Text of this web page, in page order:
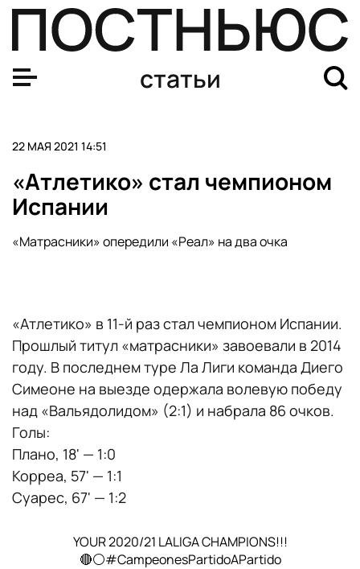
статьи
22 МАЯ 2021 14:51
«Атлетико» стал чемпионом
Испании
«Матрасники» опередили «Реал» на два очка
«Атлетико» в 11-й раз стал чемпионом Испании.
Прошлый титул «матрасники» завоевали в 2014
году. В последнем туре Ла Лиги команда Диего
Симеоне на выезде одержала волевую победу
над «Вальядолидом» (2:1) и набрала 86 очков.
Голы:
Плано, 18' — 1:0
Корреа, 57' — 1:1
Суарес, 67' — 1:2
YOUR 2020/21 LALIGA CHAMPIONS!!!
🔴⚪#CampeonesPartidoAPartido
ЦСКА во второй раз обыграл «Зенит» в 1/2 финала